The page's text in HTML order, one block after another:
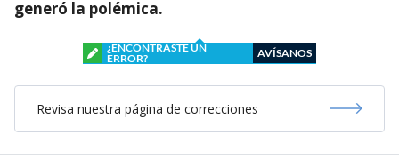
generó la polémica.
¿ENCONTRASTE UN
ERROR?
AVÍSANOS
Revisa nuestra página de correcciones